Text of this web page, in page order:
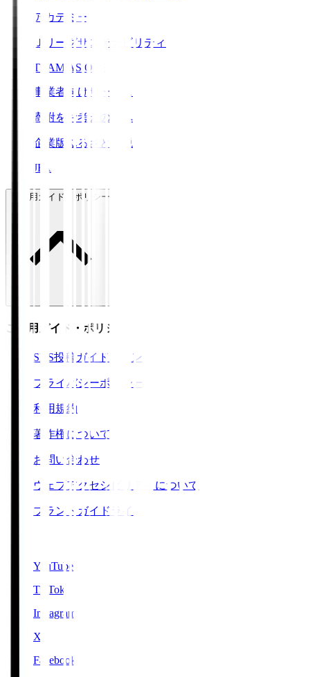
アカデミー
Ｊリーグサステナビリティ
TEAM AS ONE
事業者向けサービス
寄附をお考えの方へ
企業版ふるさと納税
JFA
ご利用ガイド・ポリシー
ご利用ガイド・ポリシー
SNS投稿ガイドライン
プライバシーポリシー
利用規約
著作権について
お問い合わせ
ウェブアクセシビリティについて
ブランドガイドライン
YouTube
TikTok
Instagram
X
Facebook